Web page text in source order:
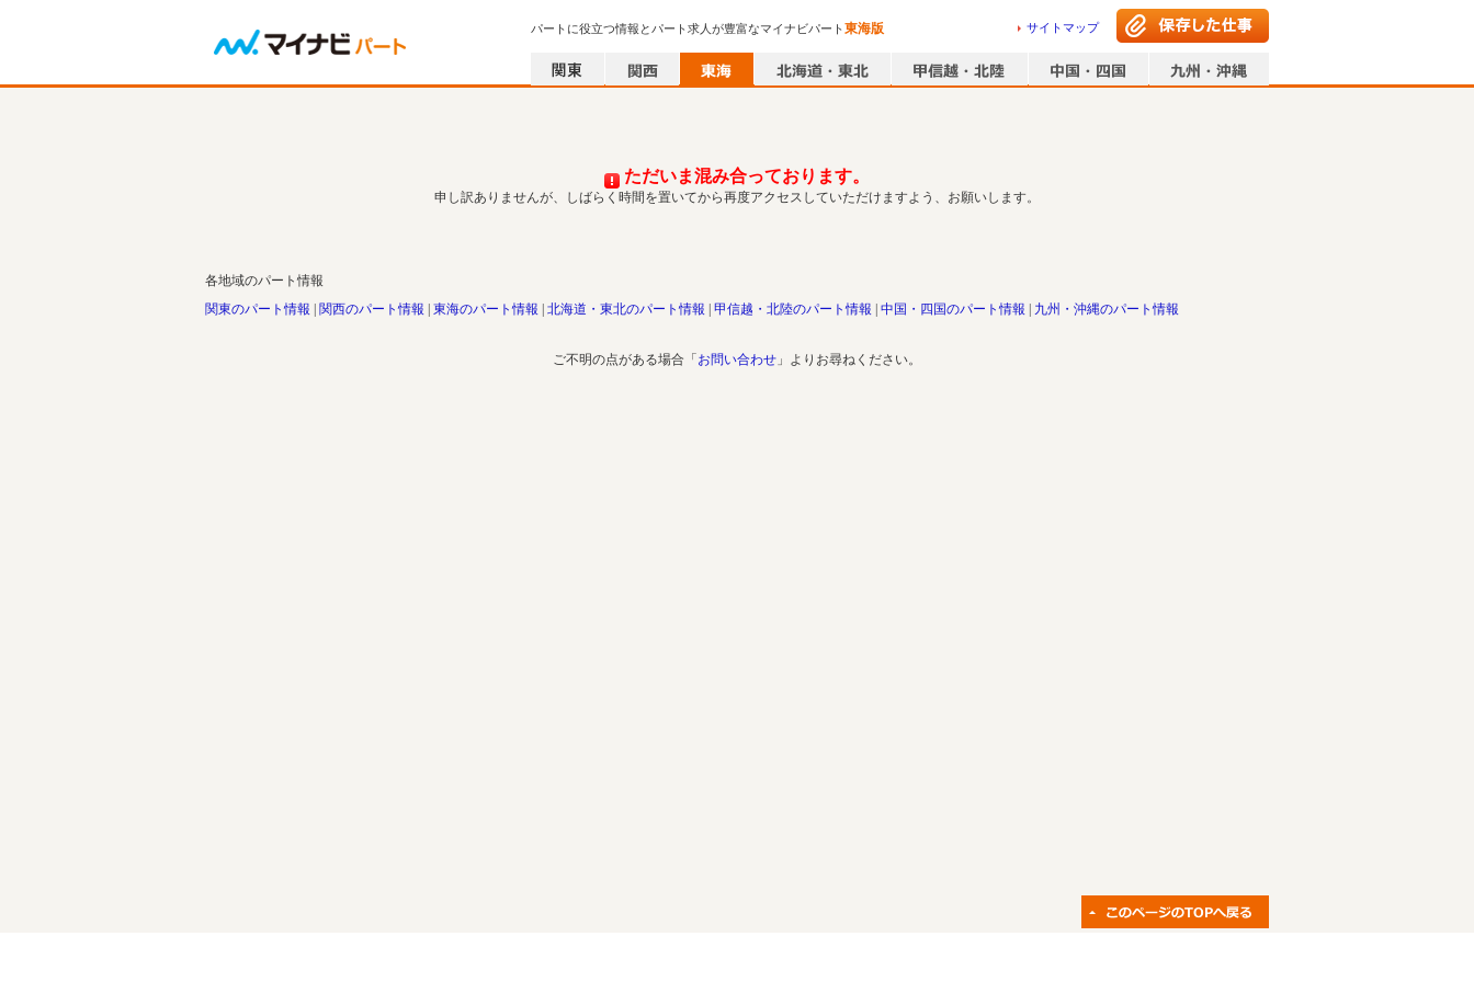
パートに役立つ情報とパート求人が豊富なマイナビパート東海版 サイトマップ
ただいま混み合っております。
申し訳ありませんが、しばらく時間を置いてから再度アクセスしていただけますよう、お願いします。
各地域のパート情報
関東のパート情報
関西のパート情報 東海のパート情報 北海道・東北のパート情報 甲信越・北陸のパート情報 中国・四国のパート情報 九州・沖縄のパート情報
ご不明の点がある場合「 お問い合わせ 」よりお尋ねください。